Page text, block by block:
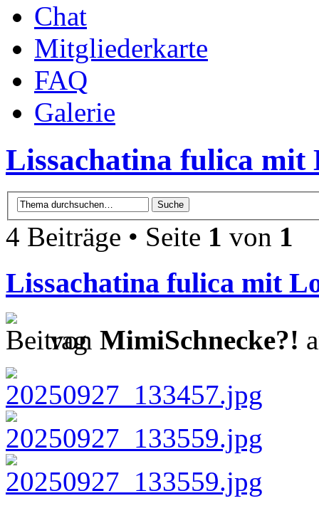
Chat
Mitgliederkarte
FAQ
Galerie
Lissachatina fulica mit
4 Beiträge • Seite 1 von 1
Lissachatina fulica mit
von MimiSchnecke?!